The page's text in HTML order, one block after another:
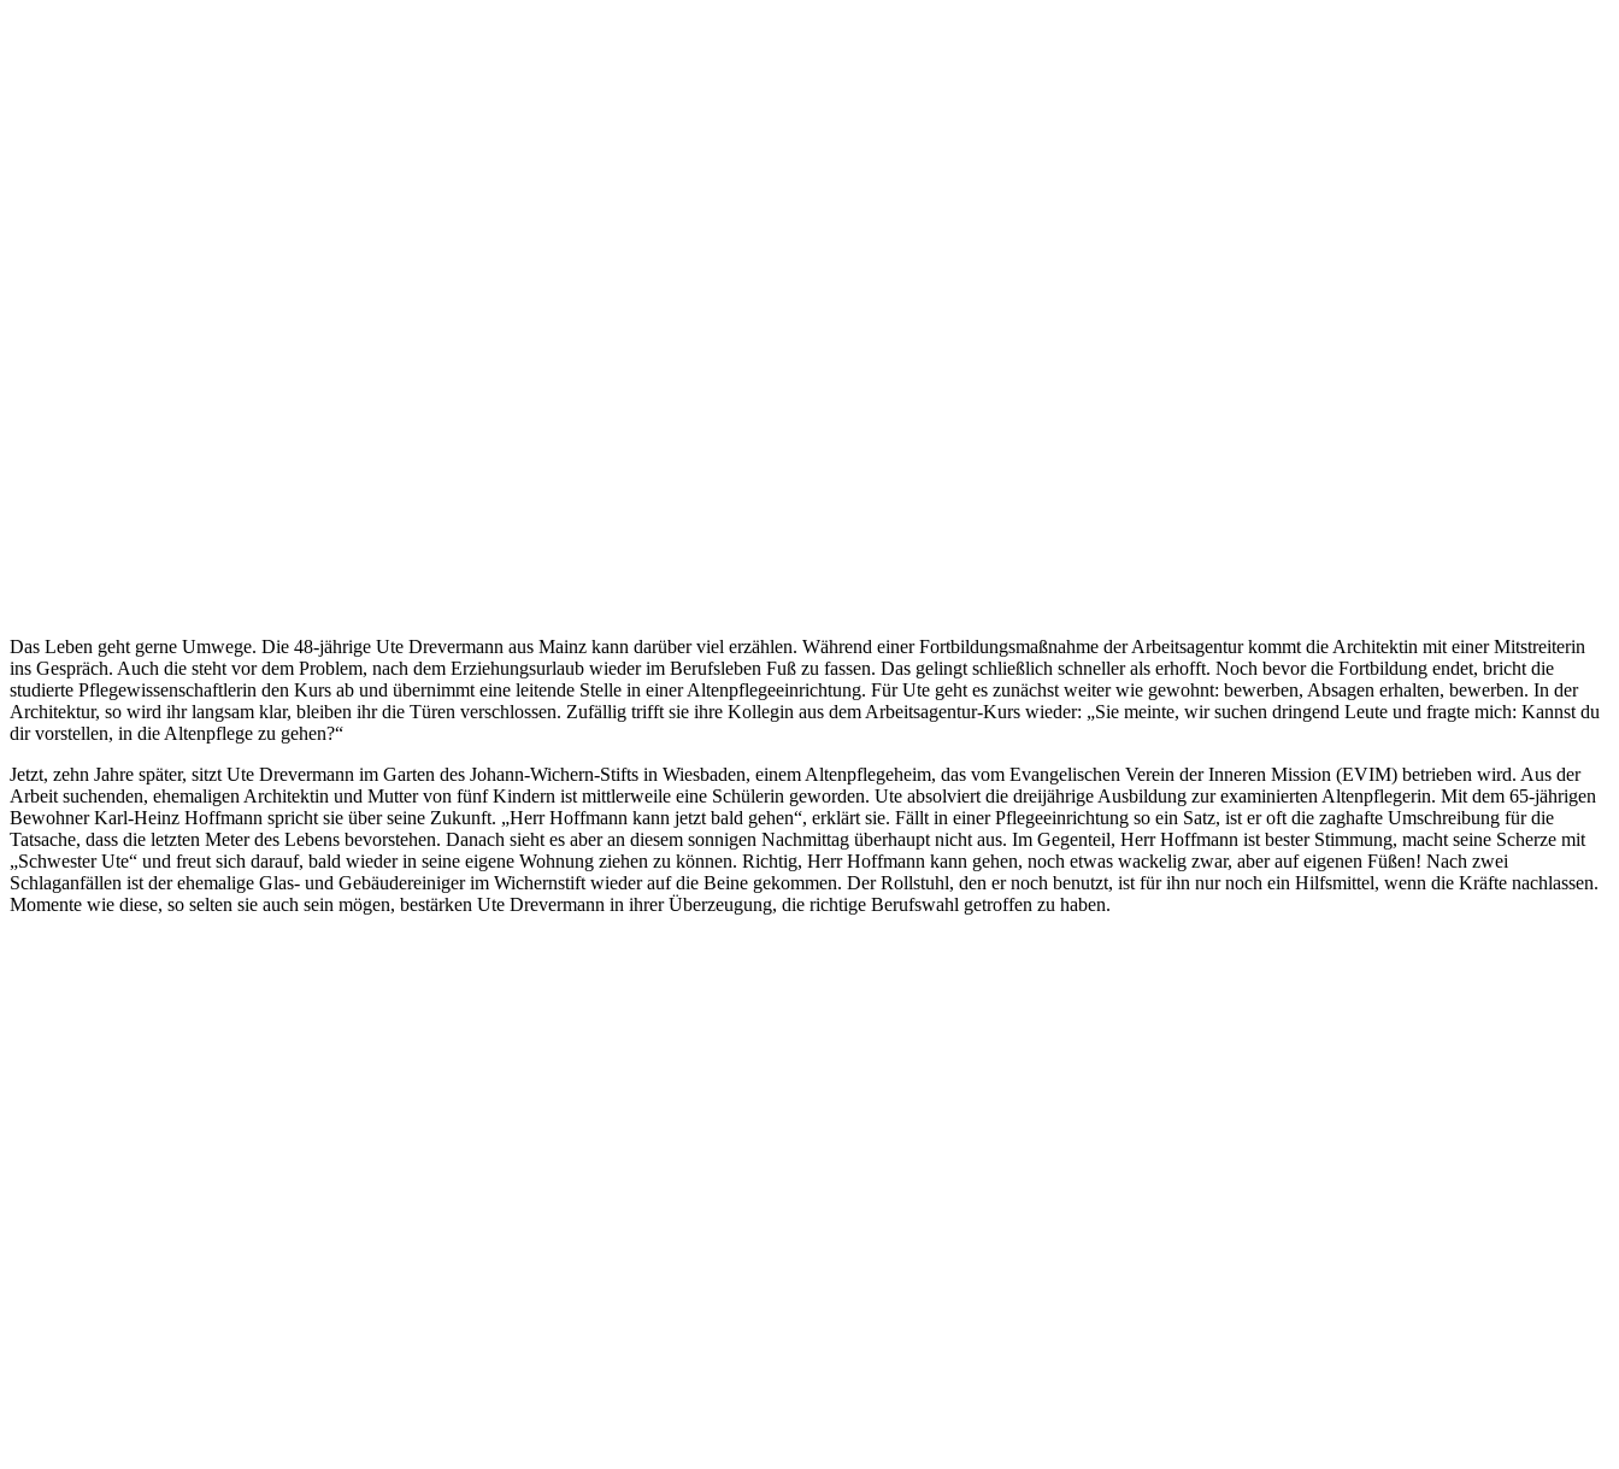
Das Leben geht gerne Umwege. Die 48-jährige Ute Drevermann aus Mainz kann darüber viel erzählen. Während einer Fortbildungsmaßnahme der Arbeitsagentur kommt die Architektin mit einer Mitstreiterin
ins Gespräch. Auch die steht vor dem Problem, nach dem Erziehungsurlaub wieder im Berufsleben Fuß zu fassen. Das gelingt schließlich schneller als erhofft. Noch bevor die Fortbildung endet, bricht die
studierte Pflegewissenschaftlerin den Kurs ab und übernimmt eine leitende Stelle in einer Altenpflegeeinrichtung. Für Ute geht es zunächst weiter wie gewohnt: bewerben, Absagen erhalten, bewerben. In der
Architektur, so wird ihr langsam klar, bleiben ihr die Türen verschlossen. Zufällig trifft sie ihre Kollegin aus dem Arbeitsagentur-Kurs wieder: „Sie meinte, wir suchen dringend Leute und fragte mich: Kannst du
dir vorstellen, in die Altenpflege zu gehen?“
Jetzt, zehn Jahre später, sitzt Ute Drevermann im Garten des Johann-Wichern-Stifts in Wiesbaden, einem Altenpflegeheim, das vom Evangelischen Verein der Inneren Mission (EVIM) betrieben wird. Aus der
Arbeit suchenden, ehemaligen Architektin und Mutter von fünf Kindern ist mittlerweile eine Schülerin geworden. Ute absolviert die dreijährige Ausbildung zur examinierten Altenpflegerin. Mit dem 65-jährigen
Bewohner Karl-Heinz Hoffmann spricht sie über seine Zukunft. „Herr Hoffmann kann jetzt bald gehen“, erklärt sie. Fällt in einer Pflegeeinrichtung so ein Satz, ist er oft die zaghafte Umschreibung für die
Tatsache, dass die letzten Meter des Lebens bevorstehen. Danach sieht es aber an diesem sonnigen Nachmittag überhaupt nicht aus. Im Gegenteil, Herr Hoffmann ist bester Stimmung, macht seine Scherze mit
„Schwester Ute“ und freut sich darauf, bald wieder in seine eigene Wohnung ziehen zu können. Richtig, Herr Hoffmann kann gehen, noch etwas wackelig zwar, aber auf eigenen Füßen! Nach zwei
Schlaganfällen ist der ehemalige Glas- und Gebäudereiniger im Wichernstift wieder auf die Beine gekommen. Der Rollstuhl, den er noch benutzt, ist für ihn nur noch ein Hilfsmittel, wenn die Kräfte nachlassen.
Momente wie diese, so selten sie auch sein mögen, bestärken Ute Drevermann in ihrer Überzeugung, die richtige Berufswahl getroffen zu haben.